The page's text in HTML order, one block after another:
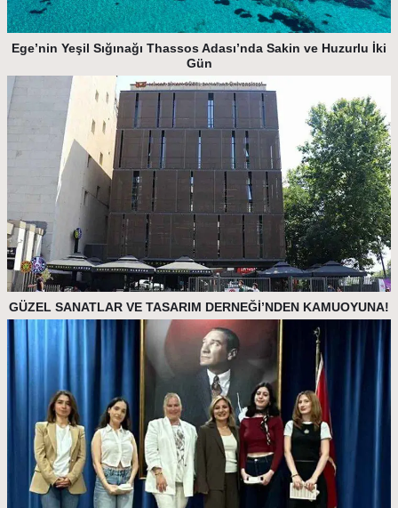
Ege’nin Yeşil Sığınağı Thassos Adası’nda Sakin ve Huzurlu İki
Gün
GÜZEL SANATLAR VE TASARIM DERNEĞİ’NDEN KAMUOYUNA!